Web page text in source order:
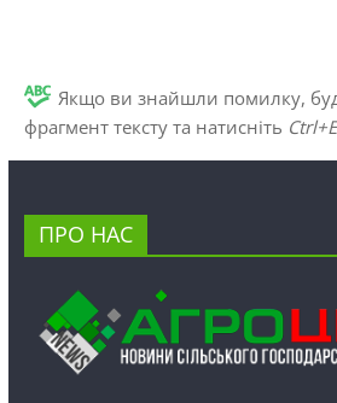
Якщо ви знайшли помилку,
фрагмент тексту та натисніть
ПРО НАС